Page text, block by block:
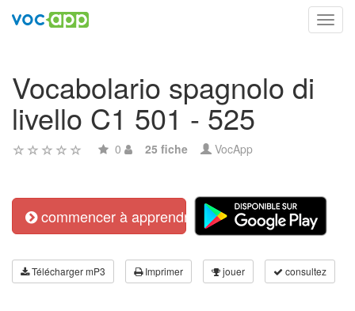
Vocabolario spagnolo di
livello C1 501 - 525
0 25 fiche VocApp
commencer à apprendre
Télécharger mP3 Imprimer jouer consultez